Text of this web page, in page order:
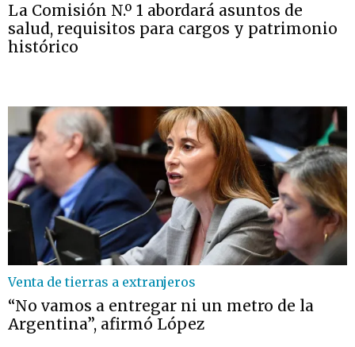
La Comisión N.º 1 abordará asuntos de
salud, requisitos para cargos y patrimonio
histórico
Venta de tierras a extranjeros
“No vamos a entregar ni un metro de la
Argentina”, afirmó López